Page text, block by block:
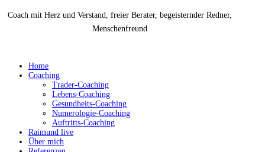
Coach mit Herz und Verstand, freier Berater, begeisternder Redner,
Menschenfreund
Home
Coaching
Trader-Coaching
Lebens-Coaching
Gesundheits-Coaching
Numerologie-Coaching
Auftritts-Coaching
Raimund live
Über mich